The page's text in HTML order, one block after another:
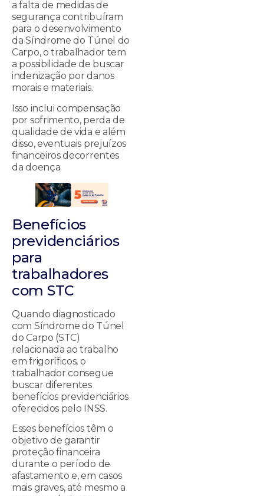
a falta de medidas de
segurança contribuíram
para o desenvolvimento
da Síndrome do Túnel do
Carpo, o trabalhador tem
a possibilidade de buscar
indenização por danos
morais e materiais.
Isso inclui compensação
por sofrimento, perda de
qualidade de vida e além
disso, eventuais prejuízos
financeiros decorrentes
da doença.
Benefícios
previdenciários
para
trabalhadores
com STC
Quando diagnosticado
com Síndrome do Túnel
do Carpo (STC)
relacionada ao trabalho
em frigoríficos, o
trabalhador consegue
buscar diferentes
benefícios previdenciários
oferecidos pelo INSS.
Esses benefícios têm o
objetivo de garantir
proteção financeira
durante o período de
afastamento e, em casos
mais graves, até mesmo a